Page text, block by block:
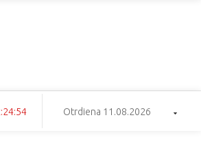
Otrdiena 11.08.2026